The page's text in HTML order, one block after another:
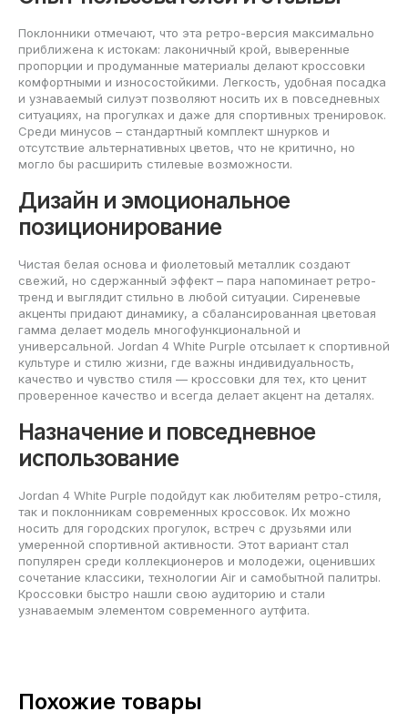
Поклонники отмечают, что эта ретро-версия максимально
приближена к истокам: лаконичный крой, выверенные
пропорции и продуманные материалы делают кроссовки
комфортными и износостойкими. Легкость, удобная посадка
и узнаваемый силуэт позволяют носить их в повседневных
ситуациях, на прогулках и даже для спортивных тренировок.
Среди минусов – стандартный комплект шнурков и
отсутствие альтернативных цветов, что не критично, но
могло бы расширить стилевые возможности.
Дизайн и эмоциональное
позиционирование
Чистая белая основа и фиолетовый металлик создают
свежий, но сдержанный эффект – пара напоминает ретро-
тренд и выглядит стильно в любой ситуации. Сиреневые
акценты придают динамику, а сбалансированная цветовая
гамма делает модель многофункциональной и
универсальной. Jordan 4 White Purple отсылает к спортивной
культуре и стилю жизни, где важны индивидуальность,
качество и чувство стиля — кроссовки для тех, кто ценит
проверенное качество и всегда делает акцент на деталях.
Назначение и повседневное
использование
Jordan 4 White Purple подойдут как любителям ретро-стиля,
так и поклонникам современных кроссовок. Их можно
носить для городских прогулок, встреч с друзьями или
умеренной спортивной активности. Этот вариант стал
популярен среди коллекционеров и молодежи, оценивших
сочетание классики, технологии Air и самобытной палитры.
Кроссовки быстро нашли свою аудиторию и стали
узнаваемым элементом современного аутфита.
Похожие товары